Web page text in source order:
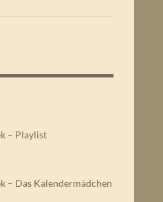
– Playlist
– Das Kalendermädchen